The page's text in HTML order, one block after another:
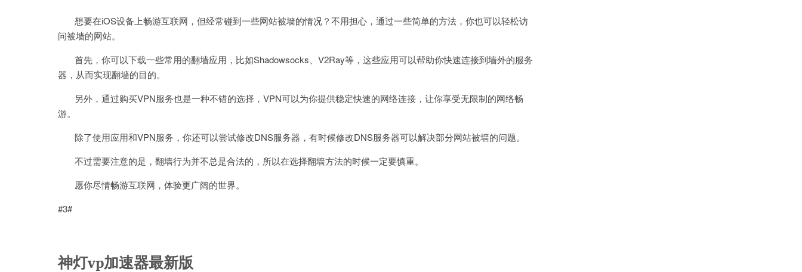
翻
vqn
想要在iOS设备上畅游互联网，但经常碰到一些网站被墙的情况？不用担心，通过一些简单的方法，你也可以轻松访
问被墙的网站。
首先，你可以下载一些常用的翻墙应用，比如Shadowsocks、V2Ray等，这些应用可以帮助你快速连接到墙外的服务
器，从而实现翻墙的目的。
另外，通过购买VPN服务也是一种不错的选择，VPN可以为你提供稳定快速的网络连接，让你享受无限制的网络畅
游。
除了使用应用和VPN服务，你还可以尝试修改DNS服务器，有时候修改DNS服务器可以解决部分网站被墙的问题。
不过需要注意的是，翻墙行为并不总是合法的，所以在选择翻墙方法的时候一定要慎重。
愿你尽情畅游互联网，体验更广阔的世界。
#3#
神灯vp加速器最新版